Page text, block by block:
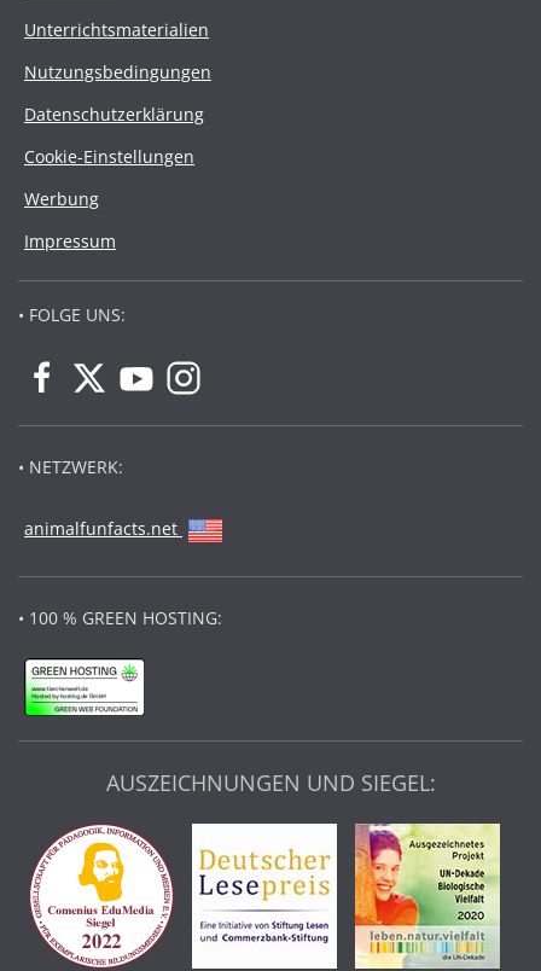
Unterrichtsmaterialien
Nutzungsbedingungen
Datenschutzerklärung
Cookie-Einstellungen
Werbung
Impressum
• FOLGE UNS:
• NETZWERK:
animalfunfacts.net
• 100 % GREEN HOSTING:
AUSZEICHNUNGEN UND SIEGEL: